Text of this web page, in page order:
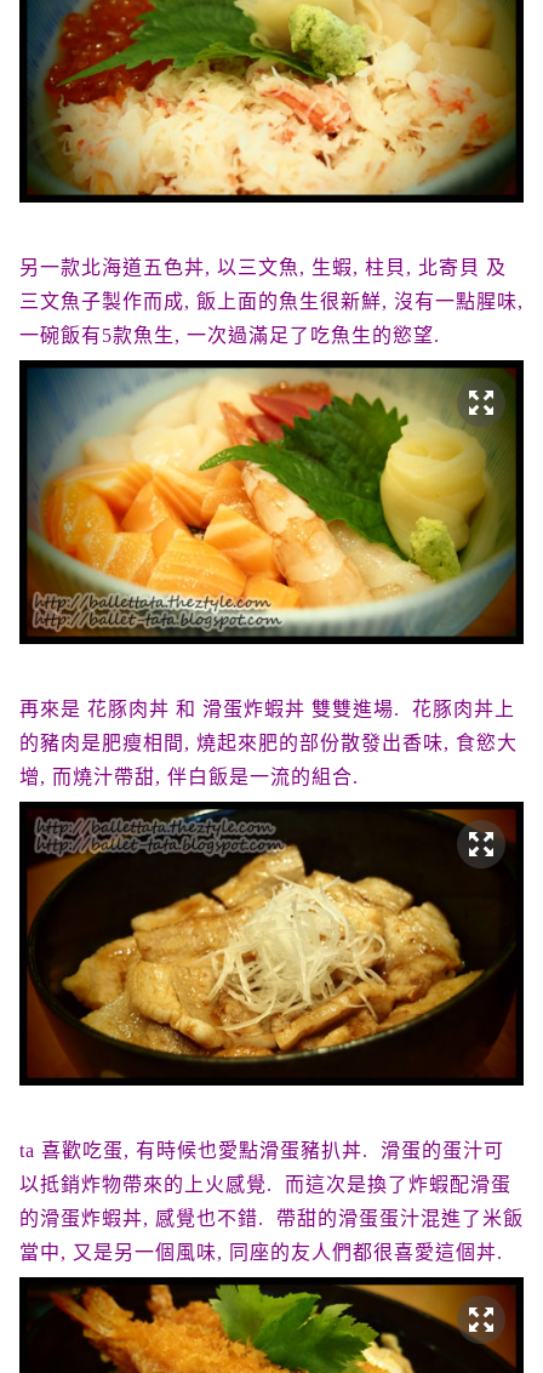
另一款北海道五色丼, 以三文魚, 生蝦, 柱貝, 北寄貝 及
三文魚子製作而成, 飯上面的魚生很新鮮, 沒有一點腥味,
一碗飯有5款魚生, 一次過滿足了吃魚生的慾望.
再來是 花豚肉丼 和 滑蛋炸蝦丼 雙雙進場. 花豚肉丼上
的豬肉是肥瘦相間, 燒起來肥的部份散發出香味, 食慾大
增, 而燒汁帶甜, 伴白飯是一流的組合.
ta 喜歡吃蛋, 有時候也愛點滑蛋豬扒丼. 滑蛋的蛋汁可
以抵銷炸物帶來的上火感覺. 而這次是換了炸蝦配滑蛋
的滑蛋炸蝦丼, 感覺也不錯. 帶甜的滑蛋蛋汁混進了米飯
當中, 又是另一個風味, 同座的友人們都很喜愛這個丼.